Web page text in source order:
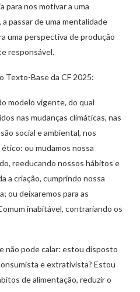
para nos motivar a uma
passar de uma mentalidade
uma perspectiva de produção
responsável.
Texto-Base da CF 2025:
modelo vigente, do qual
nas mudanças climáticas, nas
social e ambiental, nos
ou mudamos nossa
reeducando nossos hábitos e
a criação, cumprindo nossa
ou deixaremos para as
inabitável, contrariando os
não pode calar: estou disposto
e extrativista? Estou
de alimentação, reduzir o